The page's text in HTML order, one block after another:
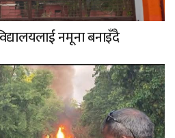
नमूना बनाइँदै